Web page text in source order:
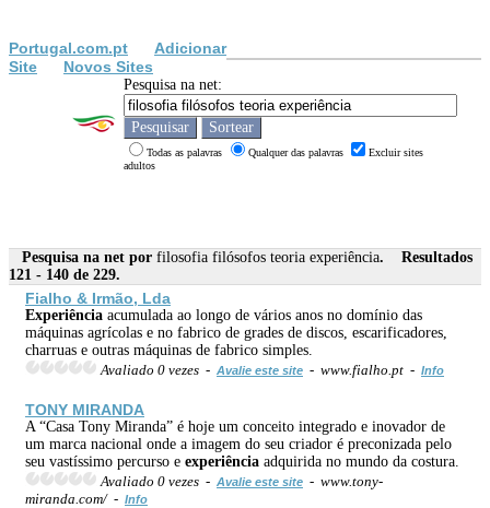
Portugal.com.pt
Adicionar
Site
Novos Sites
Pesquisa na net:
Todas as palavras Qualquer das palavras
Excluir sites
adultos
Pesquisa na net por filosofia filósofos teoria experiência. Resultados
121 - 140 de 229.
Fialho & Irmão, Lda
Experiência acumulada ao longo de vários anos no domínio das
máquinas agrícolas e no fabrico de grades de discos, escarificadores,
charruas e outras máquinas de fabrico simples.
Avaliado 0 vezes - Avalie este site - www.fialho.pt - Info
TONY MIRANDA
A “Casa Tony Miranda” é hoje um conceito integrado e inovador de
um marca nacional onde a imagem do seu criador é preconizada pelo
seu vastíssimo percurso e experiência adquirida no mundo da costura.
Avaliado 0 vezes - Avalie este site - www.tony-
miranda.com/ - Info